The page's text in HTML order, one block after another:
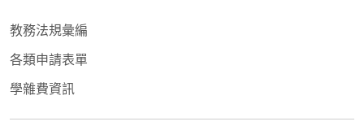
教務法規彙編
各類申請表單
學雜費資訊